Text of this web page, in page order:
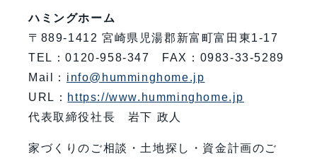
ハミングホーム
〒889-1412 宮崎県児湯郡新富町富田東1-17
TEL：0120-958-347 FAX：0983-33-5289
Mail： info@humminghome.jp
URL： https://www.humminghome.jp
代表取締役社長 岩下 政人
家づくりのご相談・土地探し・資金計画のご